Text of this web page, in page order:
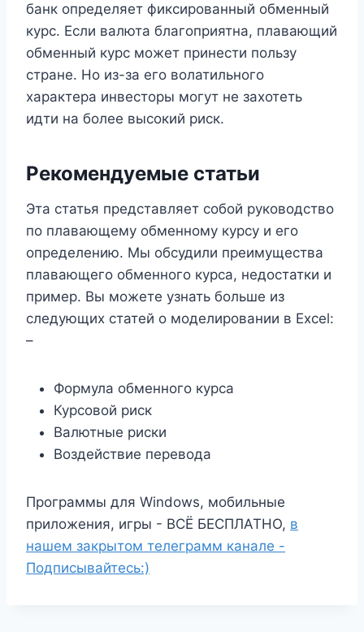
банк определяет фиксированный обменный
курс. Если валюта благоприятна, плавающий
обменный курс может принести пользу
стране. Но из-за его волатильного
характера инвесторы могут не захотеть
идти на более высокий риск.
Рекомендуемые статьи
Эта статья представляет собой руководство
по плавающему обменному курсу и его
определению. Мы обсудили преимущества
плавающего обменного курса, недостатки и
пример. Вы можете узнать больше из
следующих статей о моделировании в Excel:
–
Формула обменного курса
Курсовой риск
Валютные риски
Воздействие перевода
Программы для Windows, мобильные
приложения, игры - ВСЁ БЕСПЛАТНО, в
нашем закрытом телеграмм канале -
Подписывайтесь:)